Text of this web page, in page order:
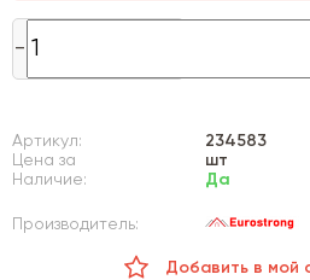
Артикул:
234583
Цена за
шт
Наличие:
Да
Производитель:
Добавить в мой